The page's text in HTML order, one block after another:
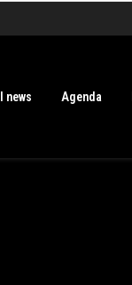
news Agenda